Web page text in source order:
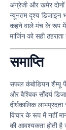
अंग्रेजी और खमेर दोनों
न्यूनतम दृश्य डिजाइन
कहने वाले मंच के रूप में
मार्जिन को सही ठहराता
समाप्ति
सफल कंबोडियन शैम्पू
और वैश्विक सौंदर्य
दीर्घकालिक
विचार के रूप में नहीं
की आवश्यकता होती